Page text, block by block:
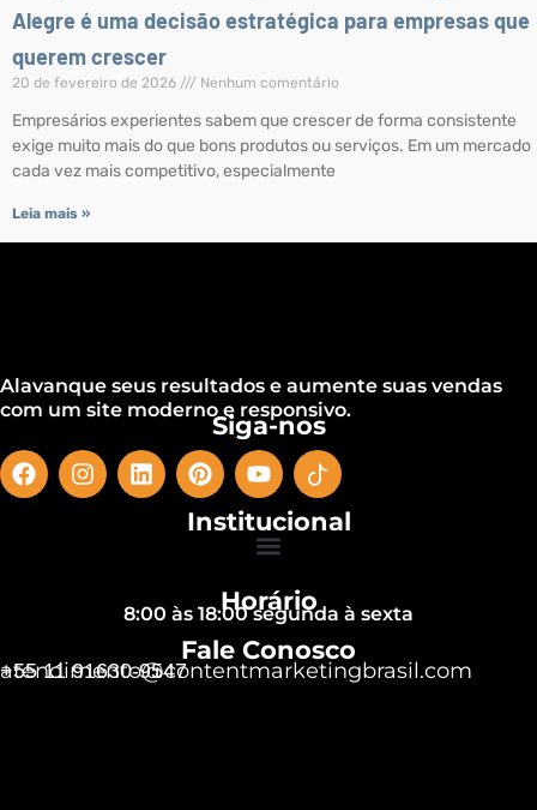
Alegre é uma decisão estratégica para empresas que
querem crescer
20 de fevereiro de 2026 Nenhum comentário
Empresários experientes sabem que crescer de forma consistente
exige muito mais do que bons produtos ou serviços. Em um mercado
cada vez mais competitivo, especialmente
Leia mais »
Alavanque seus resultados e aumente suas vendas
com um site moderno e responsivo.
Siga-nos
Institucional
Horário
8:00 às 18:00 segunda à sexta
Fale Conosco
+55 11 91630-9547
atendimento@contentmarketingbrasil.com